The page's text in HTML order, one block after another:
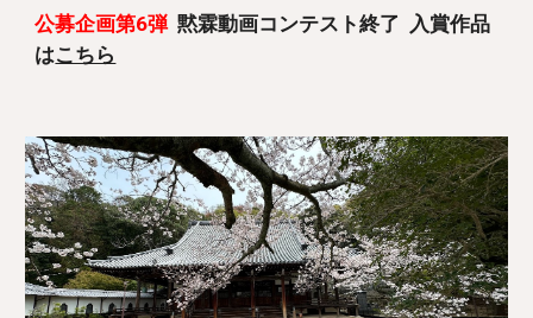
公募企画第6弾 黙霖動画コンテスト終了 入賞作品
はこちら